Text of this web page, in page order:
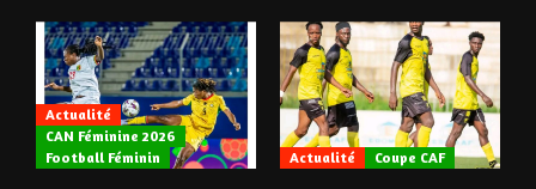
Actualité
CAN Féminine 2026
Football Féminin
Actualité Coupe CAF